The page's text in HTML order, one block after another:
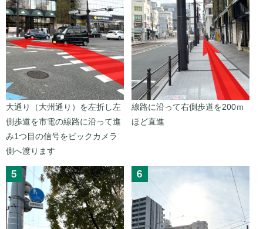
大通り（大州通り）を左折し左
側歩道を市電の線路に沿って進
み1つ目の信号をビックカメラ
側へ渡ります
線路に沿って右側歩道を200ｍ
ほど直進